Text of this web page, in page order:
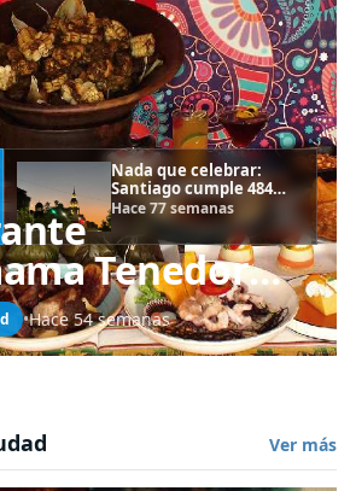
Nada que celebrar:
Santiago cumple 484
años sumido en la
decadencia,
delincuencia y
abandono
Hace 77 semanas
Tenedor
espacio de
cultural de la
•Hace 54 semanas
Ver más